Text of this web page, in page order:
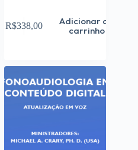
R$338,00
Adicionar ao
carrinho